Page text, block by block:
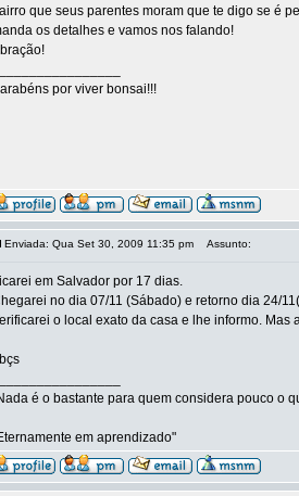
que seus parentes moram que te digo se é
os detalhes e vamos nos falando!
por viver bonsai!!!
Enviada: Qua Set 30, 2009 11:35 pm Assunto:
em Salvador por 17 dias.
no dia 07/11 (Sábado) e retorno dia 24/
o local exato da casa e lhe informo.
é o bastante para quem considera pouco o
em aprendizado"